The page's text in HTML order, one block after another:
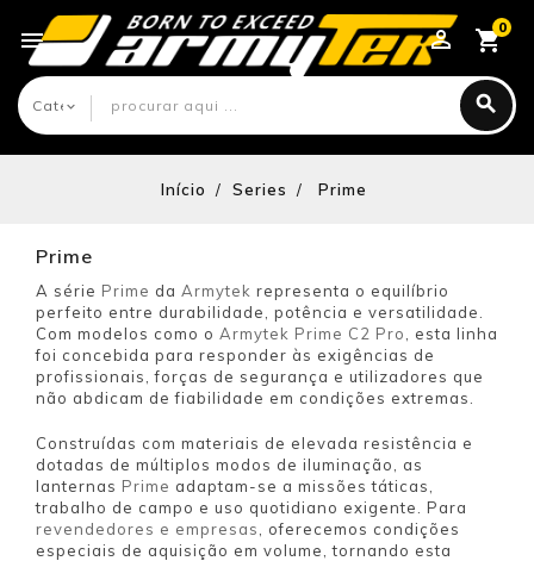
0

Início Series Prime
Prime
A série Prime da Armytek representa o equilíbrio
perfeito entre durabilidade, potência e versatilidade.
Com modelos como o Armytek Prime C2 Pro
, esta linha
foi concebida para responder às exigências de
profissionais, forças de segurança e utilizadores que
não abdicam de fiabilidade em condições extremas.
Construídas com materiais de elevada resistência e
dotadas de múltiplos modos de iluminação, as
lanternas Prime adaptam-se a missões táticas,
trabalho de campo e uso quotidiano exigente. Para
revendedores e empresas
, oferecemos condições
especiais de aquisição em volume, tornando esta